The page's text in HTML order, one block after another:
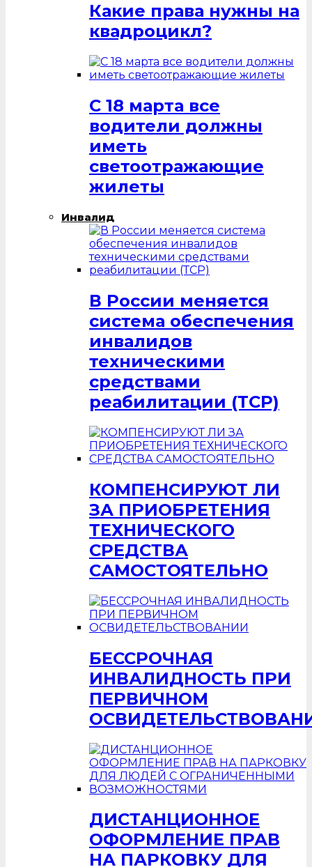
Какие права нужны на
квадроцикл?
С 18 марта все
водители должны
иметь
светоотражающие
жилеты
Инвалид
В России меняется
система обеспечения
инвалидов
техническими
средствами
реабилитации (ТСР)
КОМПЕНСИРУЮТ ЛИ
ЗА ПРИОБРЕТЕНИЯ
ТЕХНИЧЕСКОГО
СРЕДСТВА
САМОСТОЯТЕЛЬНО
БЕССРОЧНАЯ
ИНВАЛИДНОСТЬ ПРИ
ПЕРВИЧНОМ
ДИСТАНЦИОННОЕ
ОФОРМЛЕНИЕ ПРАВ
НА ПАРКОВКУ ДЛЯ